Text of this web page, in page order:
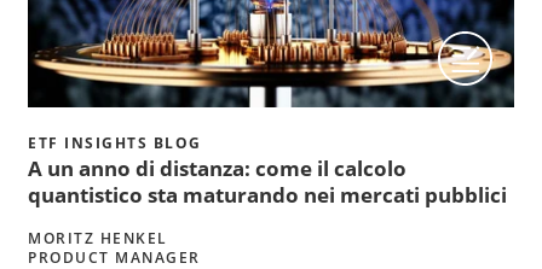
ETF INSIGHTS BLOG
A un anno di distanza: come il calcolo
quantistico sta maturando nei mercati pubblici
MORITZ HENKEL
PRODUCT MANAGER